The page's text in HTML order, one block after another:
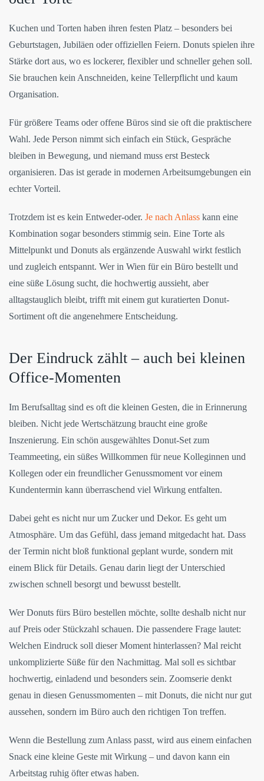
Kuchen und Torten haben ihren festen Platz – besonders bei
Geburtstagen, Jubiläen oder offiziellen Feiern. Donuts spielen ihre
Stärke dort aus, wo es lockerer, flexibler und schneller gehen soll.
Sie brauchen kein Anschneiden, keine Tellerpflicht und kaum
Organisation.
Für größere Teams oder offene Büros sind sie oft die praktischere
Wahl. Jede Person nimmt sich einfach ein Stück, Gespräche
bleiben in Bewegung, und niemand muss erst Besteck
organisieren. Das ist gerade in modernen Arbeitsumgebungen ein
echter Vorteil.
Trotzdem ist es kein Entweder-oder. Je nach Anlass kann eine
Kombination sogar besonders stimmig sein. Eine Torte als
Mittelpunkt und Donuts als ergänzende Auswahl wirkt festlich
und zugleich entspannt. Wer in Wien für ein Büro bestellt und
eine süße Lösung sucht, die hochwertig aussieht, aber
alltagstauglich bleibt, trifft mit einem gut kuratierten Donut-
Sortiment oft die angenehmere Entscheidung.
Der Eindruck zählt – auch bei kleinen
Office-Momenten
Im Berufsalltag sind es oft die kleinen Gesten, die in Erinnerung
bleiben. Nicht jede Wertschätzung braucht eine große
Inszenierung. Ein schön ausgewähltes Donut-Set zum
Teammeeting, ein süßes Willkommen für neue Kolleginnen und
Kollegen oder ein freundlicher Genussmoment vor einem
Kundentermin kann überraschend viel Wirkung entfalten.
Dabei geht es nicht nur um Zucker und Dekor. Es geht um
Atmosphäre. Um das Gefühl, dass jemand mitgedacht hat. Dass
der Termin nicht bloß funktional geplant wurde, sondern mit
einem Blick für Details. Genau darin liegt der Unterschied
zwischen schnell besorgt und bewusst bestellt.
Wer Donuts fürs Büro bestellen möchte, sollte deshalb nicht nur
auf Preis oder Stückzahl schauen. Die passendere Frage lautet:
Welchen Eindruck soll dieser Moment hinterlassen? Mal reicht
unkomplizierte Süße für den Nachmittag. Mal soll es sichtbar
hochwertig, einladend und besonders sein. Zoomserie denkt
genau in diesen Genussmomenten – mit Donuts, die nicht nur gut
aussehen, sondern im Büro auch den richtigen Ton treffen.
Wenn die Bestellung zum Anlass passt, wird aus einem einfachen
Snack eine kleine Geste mit Wirkung – und davon kann ein
Arbeitstag ruhig öfter etwas haben.